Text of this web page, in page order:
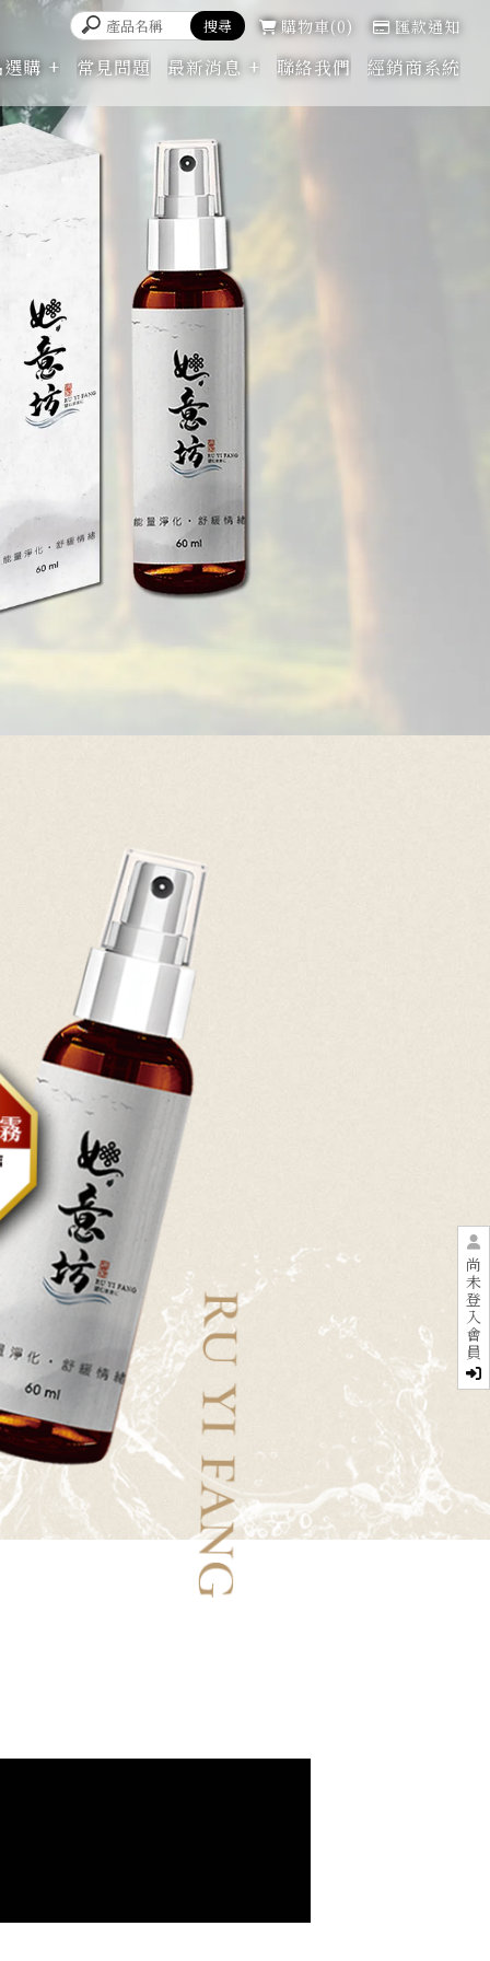
尚
未
登
入
會
員
購物車 0 匯款通知
購 常見問題 最新消息 聯絡我們 經銷商系統